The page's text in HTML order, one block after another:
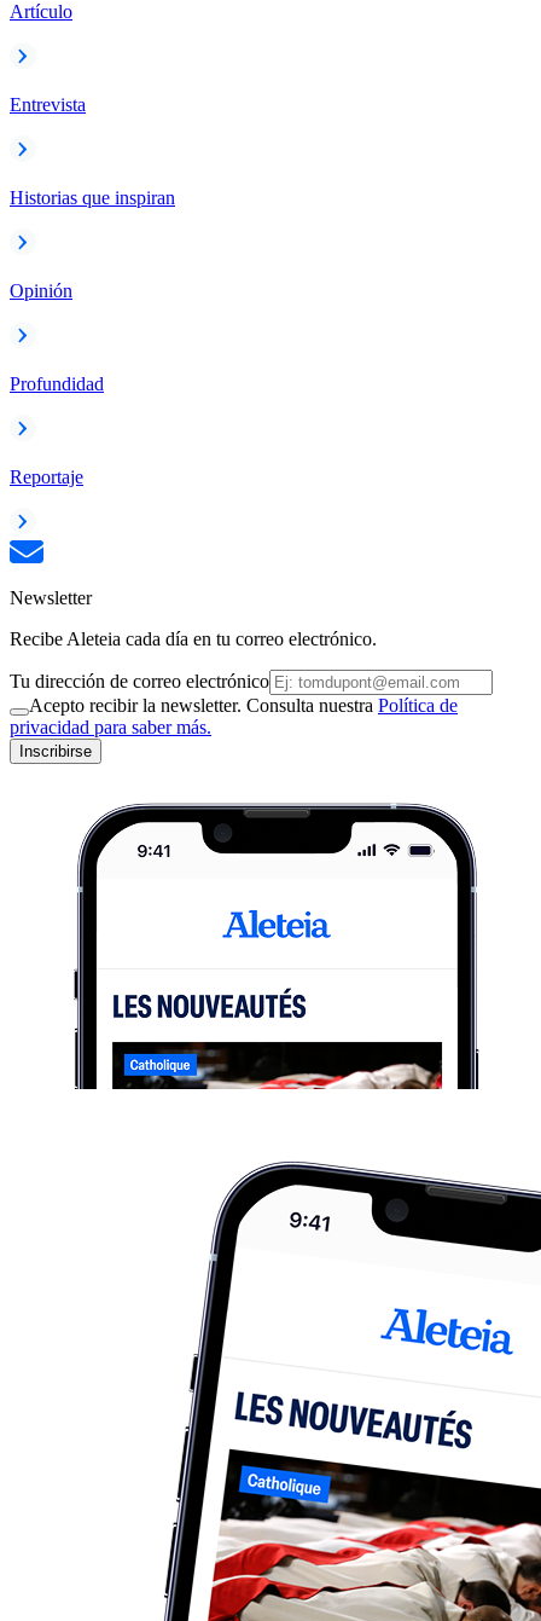
Artículo
Entrevista
Historias que inspiran
Opinión
Profundidad
Reportaje
Newsletter
Recibe Aleteia cada día en tu correo electrónico.
Tu dirección de correo electrónico
Acepto recibir la newsletter. Consulta nuestra Política de
privacidad para saber más.
Inscribirse